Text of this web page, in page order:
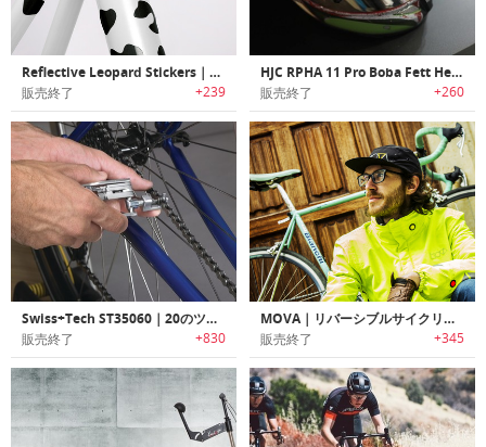
Reflective Leopard Stickers｜自転車用ヒョウ柄反射ステッカー
販売終了 +239
HJC RPHA 11 Pro Boba Fett Helmet｜スターウォーズの人気キャラクターBoba Fett をモチーフにデザインされたヘルメット
販売終了 +260
Swiss+Tech ST35060｜20のツールが１つになった自転車用修理キット
販売終了 +830
MOVA｜リバーシブルサイクリングジャケット「モヴァ」
販売終了 +345